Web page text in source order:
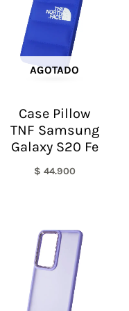
AGOTADO
Case Pillow
TNF Samsung
Galaxy S20 Fe
$ 44.900